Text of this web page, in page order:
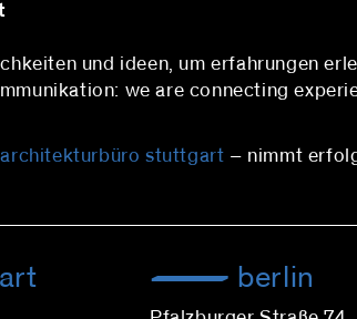
und ideen, um erfahrungen
we are connecting
architekturbüro stuttgart – nimmt
berlin